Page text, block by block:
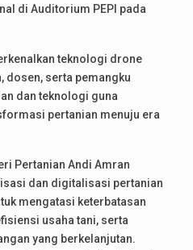
di Auditorium PEPI pada
teknologi drone
dosen, serta pemangku
dan teknologi guna
pertanian menuju era
Pertanian Andi Amran
dan digitalisasi pertanian
mengatasi keterbatasan
usaha tani, serta
yang berkelanjutan.